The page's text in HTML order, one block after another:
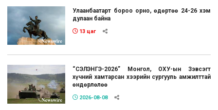
Улаанбаатарт бороо орно, өдөртөө 24-26 хэм
дулаан байна
13 цаг
“СЭЛЭНГЭ-2026” Монгол, ОХУ-ын Зэвсэгт
хүчний хамтарсан хээрийн сургууль амжилттай
өндөрлөлөө
2026-08-08